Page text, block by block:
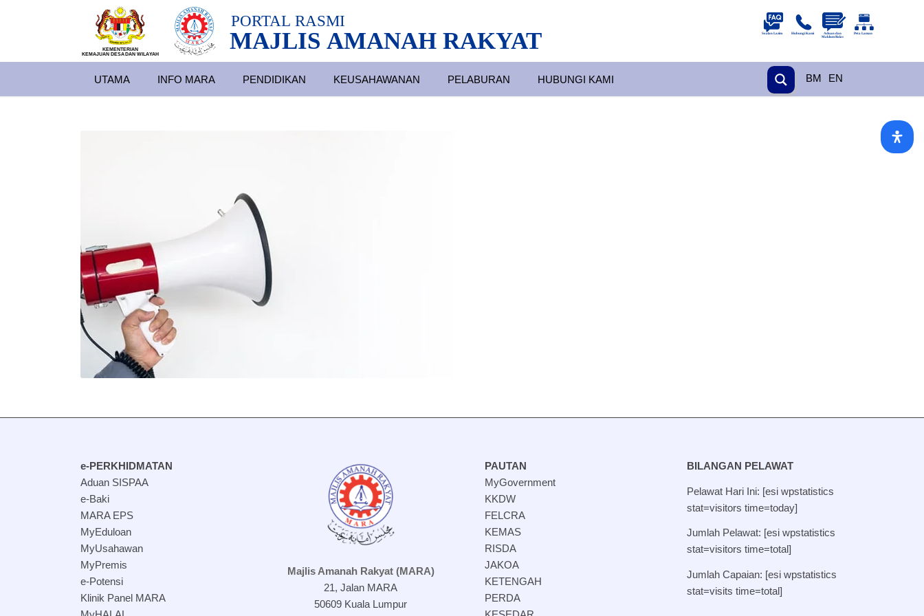
BM EN
MAJLIS AMANAH RAKYAT
PORTAL RASMI
KEMENTERIAN
KEMAJUAN DESA DAN WILA YAH
UTAMA INFO MARA PENDIDIKAN KEUSAHAWANAN PELABURAN HUBUNGI KAMI
e-PERKHIDMATAN
Aduan SISPAA
e-Baki
MARA EPS
MyEduloan
MyUsahawan
MyPremis
e-Potensi
Klinik Panel MARA
Majlis Amanah Rakyat (MARA)
21, Jalan MARA
50609 Kuala Lumpur
PAUTAN
MyGovernment
KKDW
FELCRA
KEMAS
RISDA
JAKOA
KETENGAH
PERDA
BILANGAN PELAWAT
Pelawat Hari Ini: [esi wpstatistics
stat=visitors time=today]
Jumlah Pelawat: [esi wpstatistics
stat=visitors time=total]
Jumlah Capaian: [esi wpstatistics
stat=visits time=total]